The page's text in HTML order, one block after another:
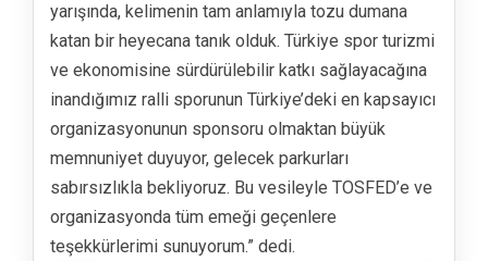
yarışında, kelimenin tam anlamıyla tozu dumana
katan bir heyecana tanık olduk. Türkiye spor turizmi
ve ekonomisine sürdürülebilir katkı sağlayacağına
inandığımız ralli sporunun Türkiye’deki en kapsayıcı
organizasyonunun sponsoru olmaktan büyük
memnuniyet duyuyor, gelecek parkurları
sabırsızlıkla bekliyoruz. Bu vesileyle TOSFED’e ve
organizasyonda tüm emeği geçenlere
teşekkürlerimi sunuyorum.” dedi.